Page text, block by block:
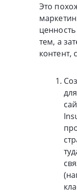
Это
тем, а
контент,